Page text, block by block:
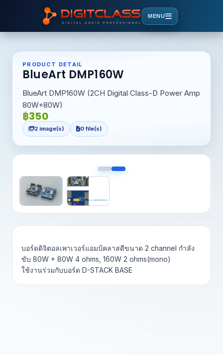
MENU
PRODUCT DETAIL
BlueArt DMP160W
BlueArt DMP160W (2CH Digital Class-D Power Amp
80W+80W)
฿350
2 image(s) 0 file(s)
บอร์ดดิจิตอลเพาเวอร์แอมป์คลาสดีขนาด 2 channel กำลัง
ขับ 80W + 80W 4 ohms, 160W 2 ohms(mono)
ใช้งานร่วมกับบอร์ด D-STACK BASE